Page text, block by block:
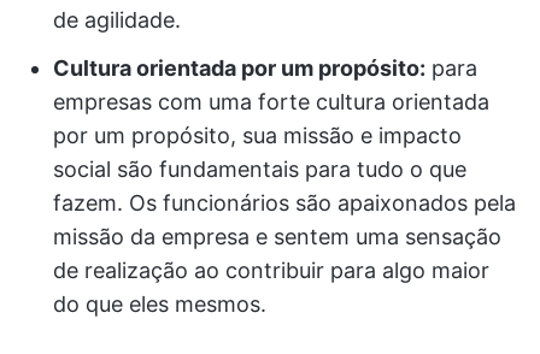
de agilidade.
Cultura orientada por um propósito: para
empresas com uma forte cultura orientada
por um propósito, sua missão e impacto
social são fundamentais para tudo o que
fazem. Os funcionários são apaixonados pela
missão da empresa e sentem uma sensação
de realização ao contribuir para algo maior
do que eles mesmos.